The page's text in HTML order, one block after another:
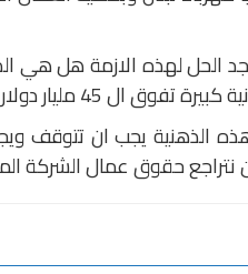
الحل لهذه الازمة هل هي
الذهنية يجب ان تتوقف
نتراجع حقوق عمال الشركة